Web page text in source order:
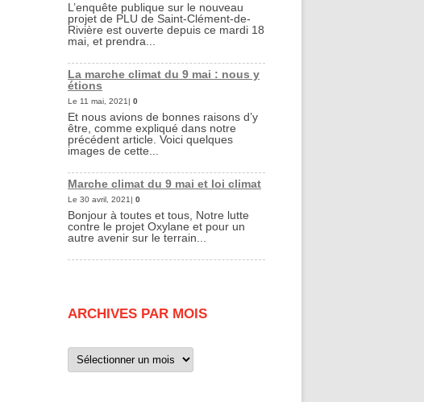
L’enquête publique sur le nouveau
projet de PLU de Saint-Clément-de-
Rivière est ouverte depuis ce mardi 18
mai, et prendra...
La marche climat du 9 mai : nous y
étions
Le 11 mai, 2021| 0
Et nous avions de bonnes raisons d’y
être, comme expliqué dans notre
précédent article. Voici quelques
images de cette...
Marche climat du 9 mai et loi climat
Le 30 avril, 2021| 0
Bonjour à toutes et tous, Notre lutte
contre le projet Oxylane et pour un
autre avenir sur le terrain...
ARCHIVES PAR MOIS
Archives
par